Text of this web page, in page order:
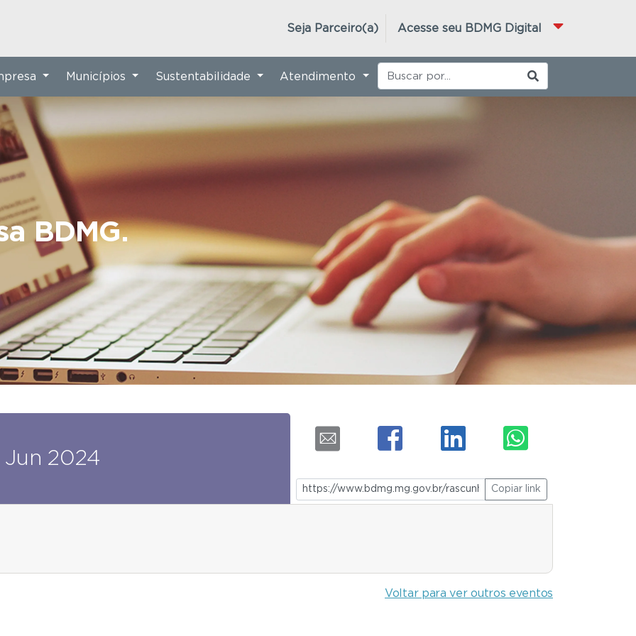
Acesse seu BDMG Digital
Seja Parceiro(a)
BDMG.
Municípios Sustentabilidade Atendimento
Jun 2024
Copiar link
Voltar para ver outros eventos